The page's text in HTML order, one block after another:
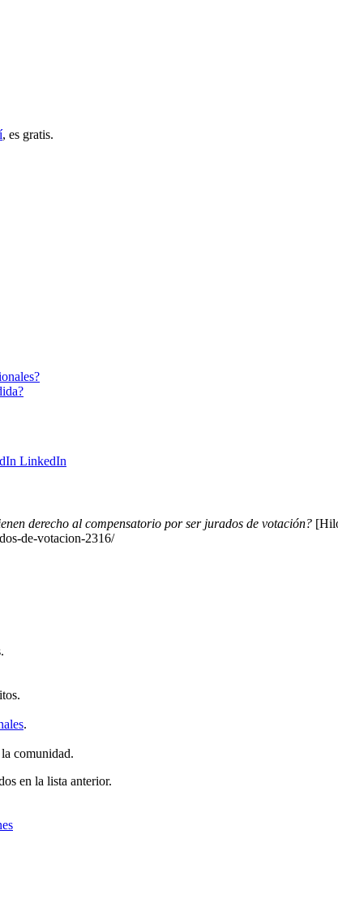
, es gratis.
LinkedIn
derecho al compensatorio por ser jurados de votación?
de-votacion-2316/
.
comunidad.
en la lista anterior.